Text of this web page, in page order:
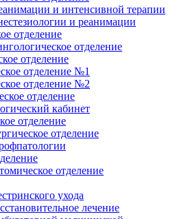
и интенсивной терапии
и реанимации
отделение
отделение
отделение
отделение №1
отделение №2
отделение
кабинет
отделение
отделение
отделение
ухода
лечение